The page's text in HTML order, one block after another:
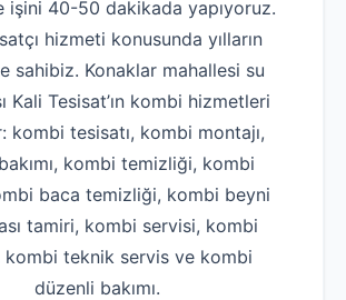
işini 40-50 dakikada yapıyoruz.
hizmeti konusunda yılların
sahibiz. Konaklar mahallesi su
Kali Tesisat’ın kombi hizmetleri
kombi tesisatı, kombi montajı,
kombi temizliği, kombi
baca temizliği, kombi beyni
tamiri, kombi servisi, kombi
kombi teknik servis ve kombi
düzenli bakımı.